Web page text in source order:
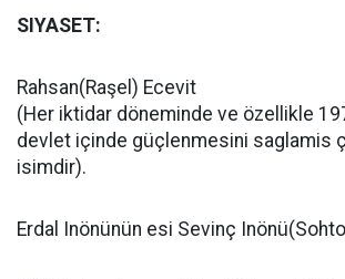
SIYASET:
Rahsan(Raşel) Ecevit
(Her iktidar döneminde ve özellikle
devlet içinde güçlenmesini saglamis
isimdir).
Erdal Inönünün esi Sevinç